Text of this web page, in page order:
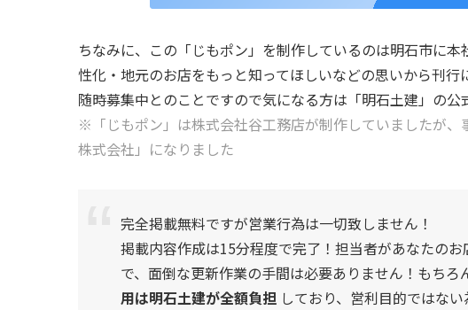
ちなみに、この「じもポン」を制作しているのは明石市に
性化・地元のお店をもっと知ってほしいなどの思いから刊
随時募集中とのことですので気になる方は「明石土建」の公
※「じもポン」は株式会社谷工務店が制作していましたが
株式会社」になりました
完全掲載無料ですが営業行為は一切致しません！
掲載内容作成は15分程度で完了！担当者があなたの
で、面倒な更新作業の手間は必要ありません！もちろ
用は明石土建が全額負担 しており、営利目的ではない